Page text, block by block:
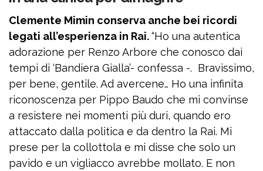
Clemente Mimin conserva anche bei ricordi
legati all’esperienza in Rai.“Ho una autentica
adorazione per Renzo Arbore che conosco dai
tempi di ‘Bandiera Gialla’- confessa -. Bravissimo,
per bene, gentile. Ad avercene… Ho una infinita
riconoscenza per Pippo Baudo che mi convinse
a resistere nei momenti più duri, quando ero
attaccato dalla politica e da dentro la Rai. Mi
prese per la collottola e mi disse che solo un
pavido e un vigliacco avrebbe mollato. E non